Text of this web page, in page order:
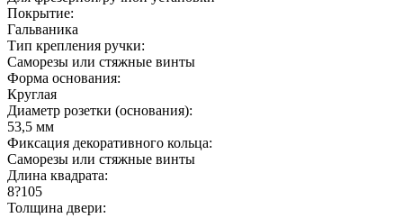
Покрытие:
Гальваника
Тип крепления ручки:
Саморезы или стяжные винты
Форма основания:
Круглая
Диаметр розетки (основания):
53,5 мм
Фиксация декоративного кольца:
Саморезы или стяжные винты
Длина квадрата:
8?105
Толщина двери: